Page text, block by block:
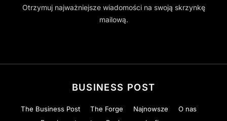
Otrzymuj najważniejsze wiadomości na swoją skrzynkę
mailową.
BUSINESS POST
The Business Post The Forge Najnowsze
O nas